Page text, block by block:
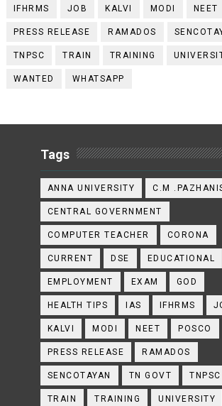
IFHRMS JOB KALVI MODI NEET
PRESS RELEASE RAMADOS
TNPSC TRAIN TRAINING
WANTED WHATSAPP
Tags
ANNA UNIVERSITY C.M
CENTRAL GOVERNMENT
COMPUTER TEACHER CORONA
CURRENT DSE EDUCATIONAL
EMPLOYMENT EXAM GOD
HEALTH TIPS IAS IFHRMS
KALVI MODI NEET POSCO
PRESS RELEASE RAMADOS
SENCOTAYAN TN GOVT TNPSC
TRAIN TRAINING UNIVERSITY